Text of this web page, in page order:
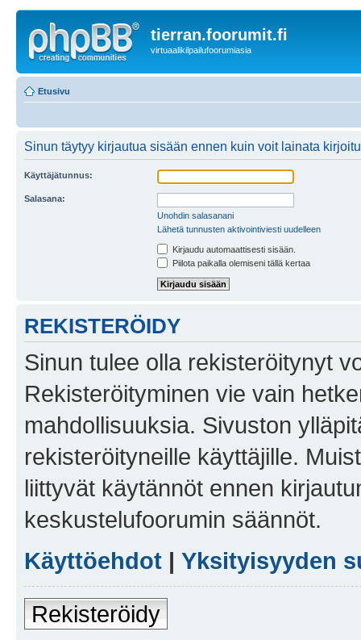
tierran.foorumit.fi
virtuaalikilpailufoorumiasia
Etusivu
Sinun täytyy kirjautua sisään ennen kuin voit lainata
Käyttäjätunnus:
Salasana:
Unohdin salasanani
Lähetä tunnusten aktivointiviesti uudelleen
Kirjaudu automaattisesti sisään.
Piilota paikalla olemiseni tällä kertaa
REKISTERÖIDY
Sinun tulee olla rekisteröitynyt
Rekisteröityminen vie vain
mahdollisuuksia. Sivuston
rekisteröityneille käyttäjille.
liittyvät käytännöt ennen
keskustelufoorumin säännöt.
Käyttöehdot | Yksityisyyden
Rekisteröidy